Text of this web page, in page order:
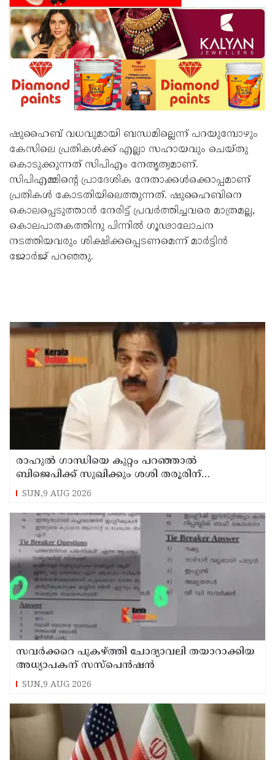
ഷുഹൈബ് വധവുമായി ബന്ധമില്ലെന്ന് പറയുമ്പോഴും
കേസിലെ പ്രതികൾക്ക് എല്ലാ സഹായവും ചെയ്തു
കൊടുക്കുന്നത് സിപിഎം നേതൃത്വമാണ്.
സിപിഎമ്മിൻ്റെ പ്രാദേശിക നേതാക്കൾക്കൊപ്പമാണ്
പ്രതികൾ കോടതിയിലെത്തുന്നത്. ഷുഹൈബിനെ
കൊലപ്പെടുത്താൻ നേരിട്ട് പ്രവർത്തിച്ചവരെ മാത്രമല്ല,
കൊലപാതകത്തിനു പിന്നിൽ ഗൂഢാലോചന
നടത്തിയവരും ശിക്ഷിക്കപ്പെടണമെന്ന് മാർട്ടിൻ
ജോർജ് പറഞ്ഞു.
രാഹുല്‍ ഗാന്ധിയെ കുറ്റം പറഞ്ഞാല്‍
ബിജെപിക്ക് സുഖിക്കും ശശി തരൂരിന്
മറുപടിയുമായി കെ സി വേണുഗോപാല്‍
SUN,9 AUG 2026
സവര്‍ക്കറെ പുകഴ്ത്തി ചോദ്യാവലി തയാറാക്കിയ
അധ്യാപകന് സസ്‌പെന്‍ഷന്‍
SUN,9 AUG 2026